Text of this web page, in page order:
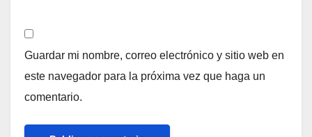
Guardar mi nombre, correo electrónico y sitio web en
este navegador para la próxima vez que haga un
comentario.